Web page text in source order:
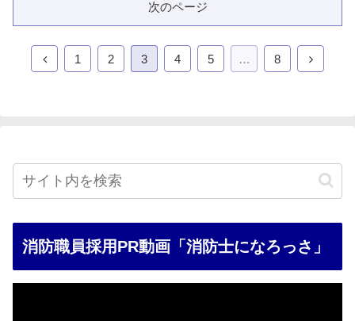
次のページ
前
1 2 3 4 5 … 8
次
消防職員採用PR動画「消防士になろっさ」